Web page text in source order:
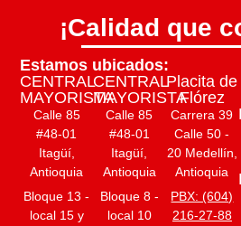
¡Calidad que
Estamos ubicados:
CENTRAL
MAYORISTA
Calle 85
#48-01
Itagüí,
Antioquia
Bloque 13 -
local 15 y
CENTRAL
MAYORISTA
Calle 85
#48-01
Itagüí,
Antioquia
Bloque 8 -
local 10
Placita de
Flórez
Carrera 39
Calle 50 -
20 Medellín,
Antioquia
PBX: (604)
216-27-88